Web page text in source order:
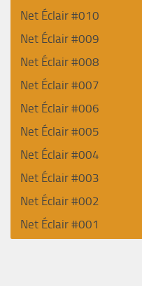
Net Éclair #010
Net Éclair #009
Net Éclair #008
Net Éclair #007
Net Éclair #006
Net Éclair #005
Net Éclair #004
Net Éclair #003
Net Éclair #002
Net Éclair #001